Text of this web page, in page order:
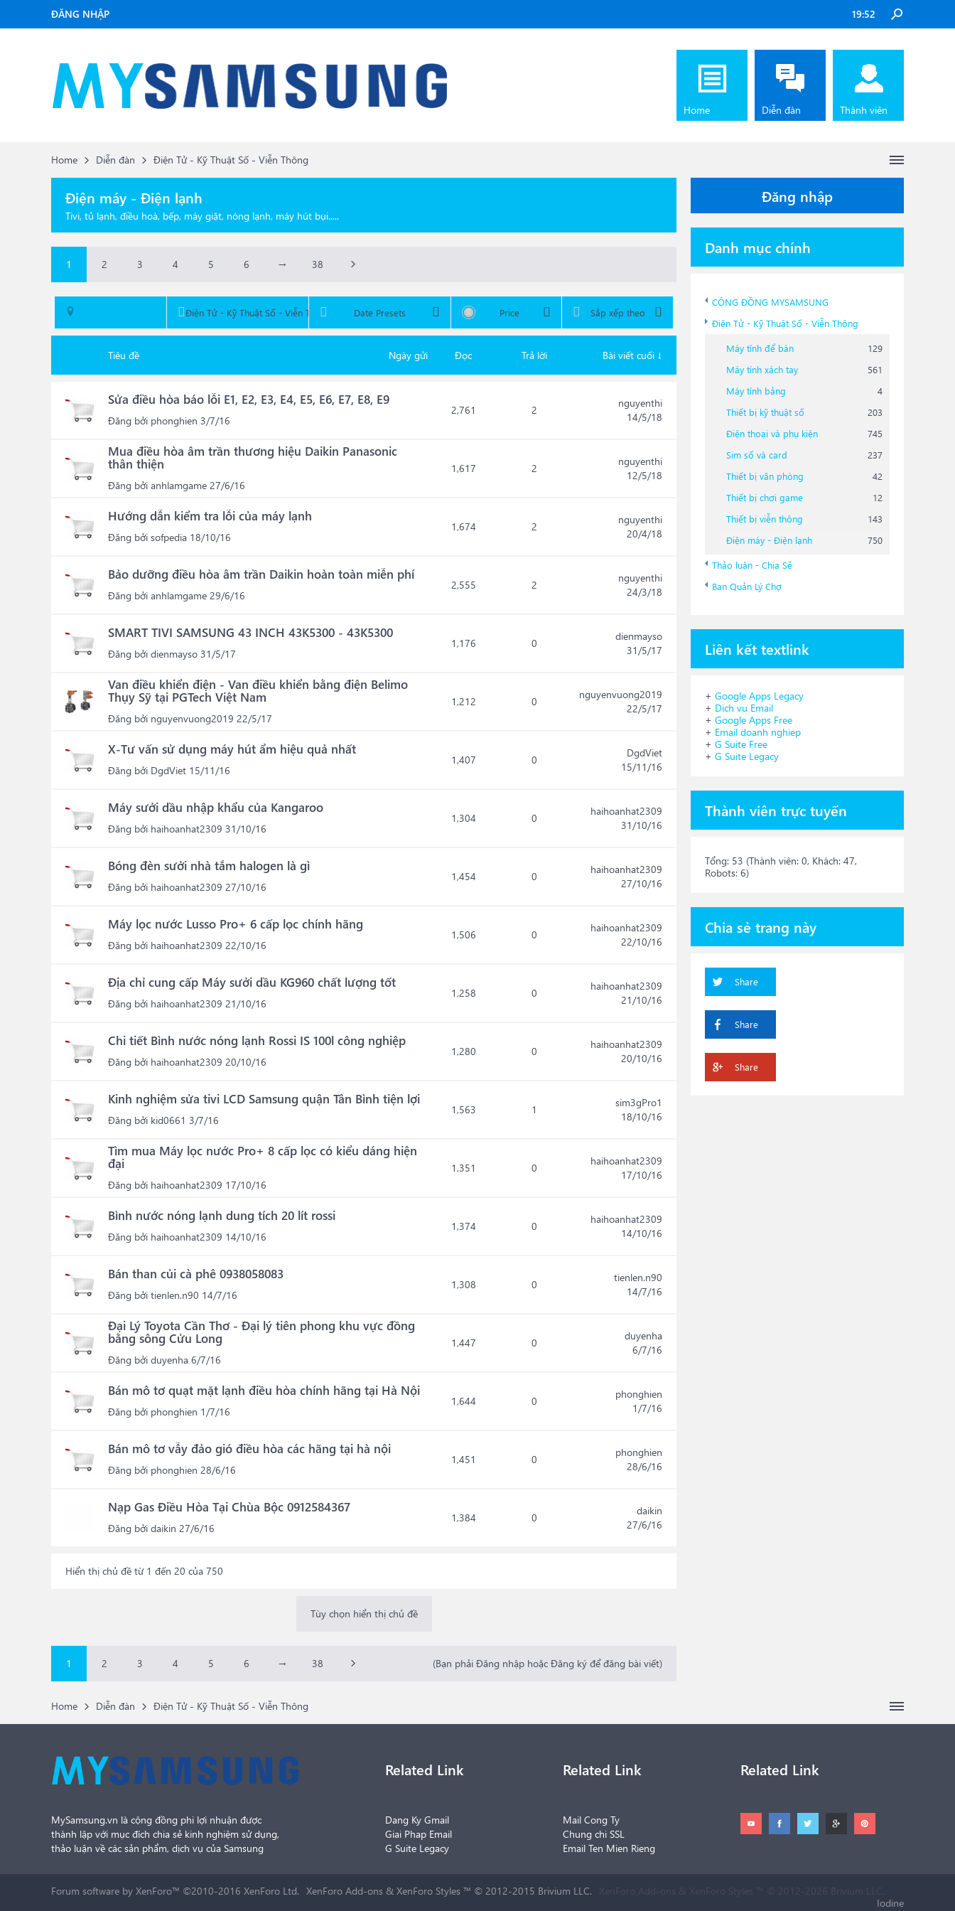
Home Diễn đàn Điện Tử - Kỹ Thuật Số - Viễn Thông
Điện máy - Điện lạnh
Tivi, tủ lạnh, điều hoà, bếp, máy giặt, nóng lạnh, máy hút bụi.....
1 2 3 4 5 6 → 38
Điện Tử - Kỹ Thuật Số - Viễn Thông Date Presets Price Sắp xếp theo
Tiêu đề Ngày gửi Đọc Trả lời Bài viết cuối ↓
Sửa điều hòa báo lỗi E1, E2, E3, E4, E5, E6, E7, E8, E9
Đăng bởi phonghien 3/7/16
2,761 2
nguyenthi
14/5/18
Mua điều hòa âm trần thương hiệu Daikin Panasonic
thân thiện
Đăng bởi anhlamgame 27/6/16
1,617 2
nguyenthi
12/5/18
Hướng dẫn kiểm tra lỗi của máy lạnh
Đăng bởi sofpedia 18/10/16
1,674 2
nguyenthi
20/4/18
Bảo dưỡng điều hòa âm trần Daikin hoàn toàn miễn phí
Đăng bởi anhlamgame 29/6/16
2,555 2
nguyenthi
24/3/18
SMART TIVI SAMSUNG 43 INCH 43K5300 - 43K5300
Đăng bởi dienmayso 31/5/17
1,176 0
dienmayso
31/5/17
Van điều khiển điện - Van điều khiển bằng điện Belimo
Thụy Sỹ tại PGTech Việt Nam
Đăng bởi nguyenvuong2019 22/5/17
1,212 0
nguyenvuong2019
22/5/17
X-Tư vấn sử dụng máy hút ẩm hiệu quả nhất
Đăng bởi DgdViet 15/11/16
1,407 0
DgdViet
15/11/16
Máy sưởi dầu nhập khẩu của Kangaroo
Đăng bởi haihoanhat2309 31/10/16
1,304 0
haihoanhat2309
31/10/16
Bóng đèn sưởi nhà tắm halogen là gì
Đăng bởi haihoanhat2309 27/10/16
1,454 0
haihoanhat2309
27/10/16
Máy lọc nước Lusso Pro+ 6 cấp lọc chính hãng
Đăng bởi haihoanhat2309 22/10/16
1,506 0
haihoanhat2309
22/10/16
Địa chỉ cung cấp Máy sưởi dầu KG960 chất lượng tốt
Đăng bởi haihoanhat2309 21/10/16
1,258 0
haihoanhat2309
21/10/16
Chi tiết Bình nước nóng lạnh Rossi IS 100l công nghiệp
Đăng bởi haihoanhat2309 20/10/16
1,280 0
haihoanhat2309
20/10/16
Kinh nghiệm sửa tivi LCD Samsung quận Tân Bình tiện lợi
Đăng bởi kid0661 3/7/16
1,563 1
sim3gPro1
18/10/16
Tìm mua Máy lọc nước Pro+ 8 cấp lọc có kiểu dáng hiện
đại
Đăng bởi haihoanhat2309 17/10/16
1,351 0
haihoanhat2309
17/10/16
Bình nước nóng lạnh dung tích 20 lít rossi
Đăng bởi haihoanhat2309 14/10/16
1,374 0
haihoanhat2309
14/10/16
Bán than củi cà phê 0938058083
Đăng bởi tienlen.n90 14/7/16
1,308 0
tienlen.n90
14/7/16
Đại Lý Toyota Cần Thơ - Đại lý tiên phong khu vực đồng
bằng sông Cửu Long
Đăng bởi duyenha 6/7/16
1,447 0
duyenha
6/7/16
Bán mô tơ quạt mặt lạnh điều hòa chính hãng tại Hà Nội
Đăng bởi phonghien 1/7/16
1,644 0
phonghien
1/7/16
Bán mô tơ vẫy đảo gió điều hòa các hãng tại hà nội
Đăng bởi phonghien 28/6/16
1,451 0
phonghien
28/6/16
Nạp Gas Điều Hòa Tại Chùa Bộc 0912584367
Đăng bởi daikin 27/6/16
1,384 0
daikin
27/6/16
Hiển thị chủ đề từ 1 đến 20 của 750
Tùy chọn hiển thị chủ đề
(Bạn phải Đăng nhập hoặc Đăng ký để đăng bài viết)
1 2 3 4 5 6 → 38
Đăng nhập
Danh mục chính
CỘNG ĐỒNG MYSAMSUNG
Điện Tử - Kỹ Thuật Số - Viễn Thông
Máy tính để bàn
129
Máy tính xách tay
561
Máy tính bảng
4
Thiết bị kỹ thuật số
203
Điện thoại và phụ kiện
745
Sim số và card
237
Thiết bị văn phòng
42
Thiết bị chơi game
12
Thiết bị viễn thông
143
Điện máy - Điện lạnh
750
Thảo luận - Chia Sẻ
Ban Quản Lý Chợ
Liên kết textlink
+ Google Apps Legacy
+ Dich vu Email
+ Google Apps Free
+ Email doanh nghiep
+ G Suite Free
+ G Suite Legacy
Thành viên trực tuyến
Tổng: 53 (Thành viên: 0, Khách: 47,
Robots: 6)
Chia sẻ trang này
Share
Share
Share
Home Diễn đàn Điện Tử - Kỹ Thuật Số - Viễn Thông
ĐĂNG NHẬP 19:52
Home Diễn đàn Thành viên
MySamsung.vn là cộng đồng phi lợi nhuận được
thành lập với mục đích chia sẻ kinh nghiệm sử dụng,
thảo luận về các sản phẩm, dịch vụ của Samsung
Related Link
Dang Ky Gmail
Giai Phap Email
G Suite Legacy
Related Link
Mail Cong Ty
Chung chi SSL
Email Ten Mien Rieng
Related Link
Forum software by XenForo™ ©2010-2016 XenForo Ltd. XenForo Add-ons & XenForo Styles ™ © 2012-2015 Brivium LLC.
Iodine